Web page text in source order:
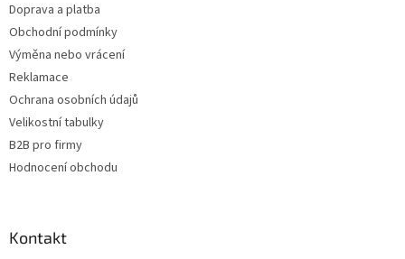
Doprava a platba
Obchodní podmínky
Výměna nebo vrácení
Reklamace
Ochrana osobních údajů
Velikostní tabulky
B2B pro firmy
Hodnocení obchodu
Kontakt